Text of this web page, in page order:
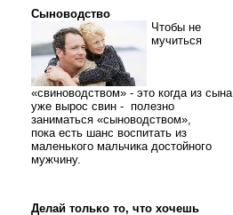
Сыноводство
Чтобы не
мучиться
«свиноводством» - это когда из сына
уже вырос свин - полезно
заниматься «сыноводством»,
пока есть шанс воспитать из
маленького мальчика достойного
мужчину.
Делай только то, что хочешь